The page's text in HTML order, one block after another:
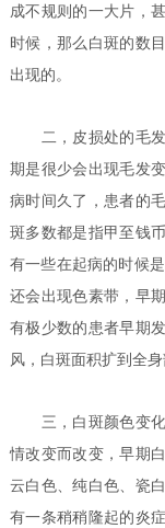
成不规则的一大片，
时候，那么白斑的数
出现的。
二，皮损处的毛发
期是很少会出现毛发
病时间久了，患者的
斑多数都是指甲至钱
有一些在起病的时候
还会出现色素带，早
有极少数的患者早期
风，白斑面积扩到全身
三，白斑颜色变化
情改变而改变，早期
云白色、纯白色、瓷
有一条稍稍隆起的炎